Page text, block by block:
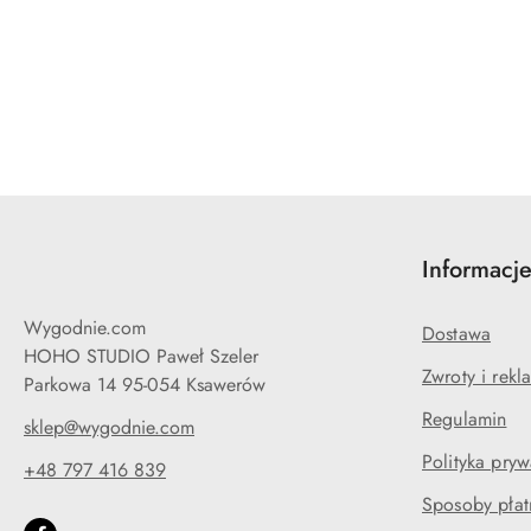
Wygodnie.com
HOHO STUDIO Paweł Szeler
Parkowa 14 95-054 Ksawerów
sklep@wygodnie.com
+48 797 416 839
Informacje
Dostawa
Zwroty i
Regulamin
Polityka
Sposoby